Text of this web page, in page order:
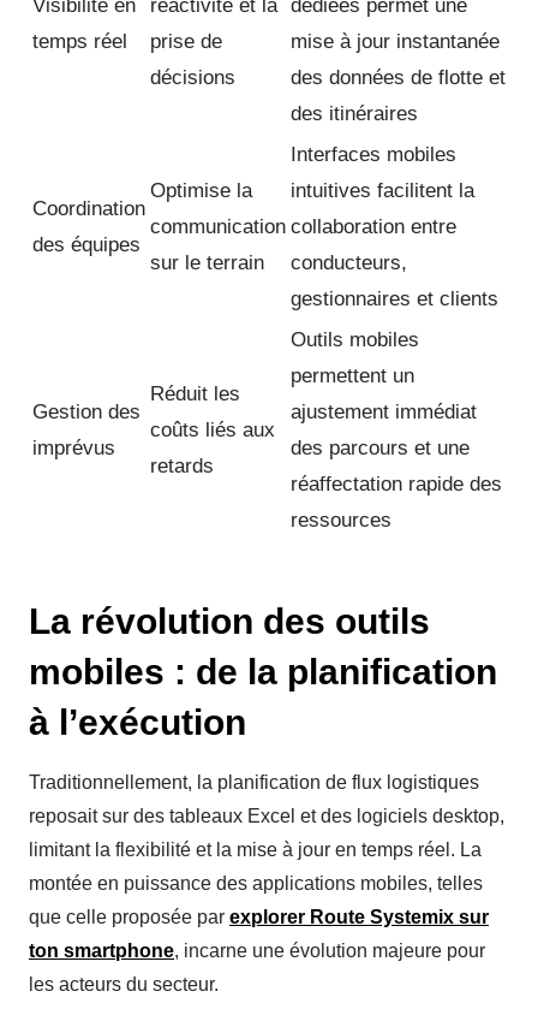
Visibilité en
temps réel
réactivité et la
prise de
décisions
dédiées permet une
mise à jour instantanée
des données de flotte et
des itinéraires
Coordination
des équipes
Optimise la
communication
sur le terrain
Interfaces mobiles
intuitives facilitent la
collaboration entre
conducteurs,
gestionnaires et clients
Gestion des
imprévus
Réduit les
coûts liés aux
retards
Outils mobiles
permettent un
ajustement immédiat
des parcours et une
réaffectation rapide des
ressources
La révolution des outils
mobiles : de la planification
à l’exécution
Traditionnellement, la planification de flux logistiques
reposait sur des tableaux Excel et des logiciels desktop,
limitant la flexibilité et la mise à jour en temps réel. La
montée en puissance des applications mobiles, telles
que celle proposée par explorer Route Systemix sur
ton smartphone, incarne une évolution majeure pour
les acteurs du secteur.